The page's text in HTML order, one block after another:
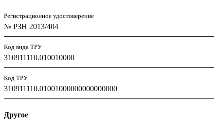
Регистрационное удостоверение
№ РЗН 2013/404
Код вида ТРУ
310911110.010010000
Код ТРУ
310911110.01001000000000000000
Другое